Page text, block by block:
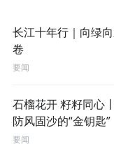
长江十年行｜向绿
卷
要闻
石榴花开 籽籽同心
防风固沙的“金钥匙”
要闻